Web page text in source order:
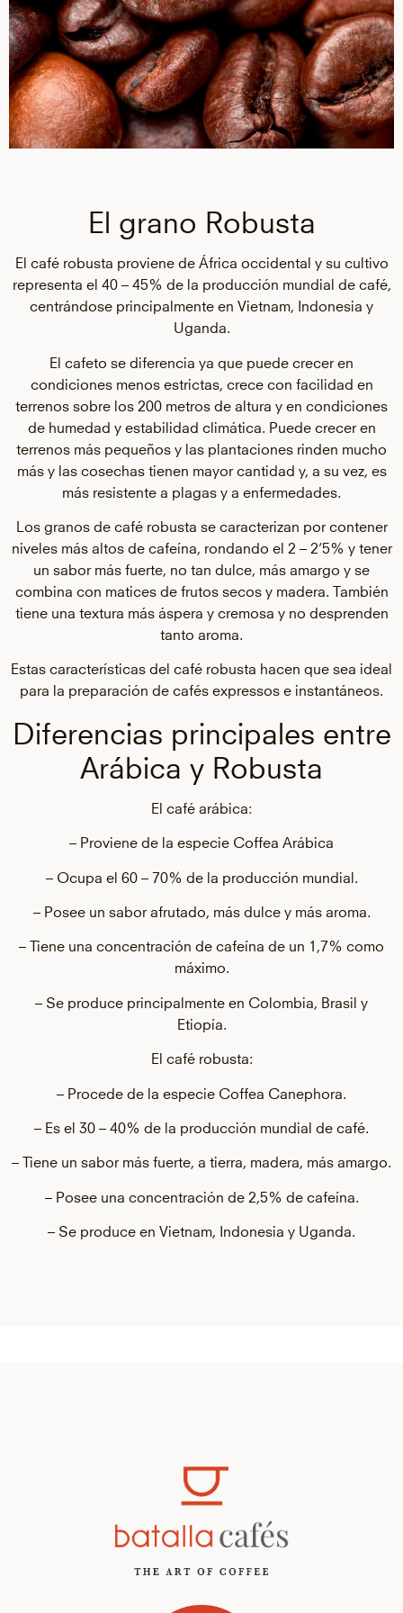
El grano Robusta
El café robusta proviene de África occidental y su cultivo
representa el 40 – 45% de la producción mundial de café,
centrándose principalmente en Vietnam, Indonesia y
Uganda.
El cafeto se diferencia ya que puede crecer en
condiciones menos estrictas, crece con facilidad en
terrenos sobre los 200 metros de altura y en condiciones
de humedad y estabilidad climática. Puede crecer en
terrenos más pequeños y las plantaciones rinden mucho
más y las cosechas tienen mayor cantidad y, a su vez, es
más resistente a plagas y a enfermedades.
Los granos de café robusta se caracterizan por contener
niveles más altos de cafeína, rondando el 2 – 2’5% y tener
un sabor más fuerte, no tan dulce, más amargo y se
combina con matices de frutos secos y madera. También
tiene una textura más áspera y cremosa y no desprenden
tanto aroma.
Estas características del café robusta hacen que sea ideal
para la preparación de cafés expressos e instantáneos.
Diferencias principales entre
Arábica y Robusta
El café arábica:
– Proviene de la especie Coffea Arábica
– Ocupa el 60 – 70% de la producción mundial.
– Posee un sabor afrutado, más dulce y más aroma.
– Tiene una concentración de cafeína de un 1,7% como
máximo.
– Se produce principalmente en Colombia, Brasil y
Etiopía.
El café robusta:
– Procede de la especie Coffea Canephora.
– Es el 30 – 40% de la producción mundial de café.
– Tiene un sabor más fuerte, a tierra, madera, más amargo.
– Posee una concentración de 2,5% de cafeína.
– Se produce en Vietnam, Indonesia y Uganda.